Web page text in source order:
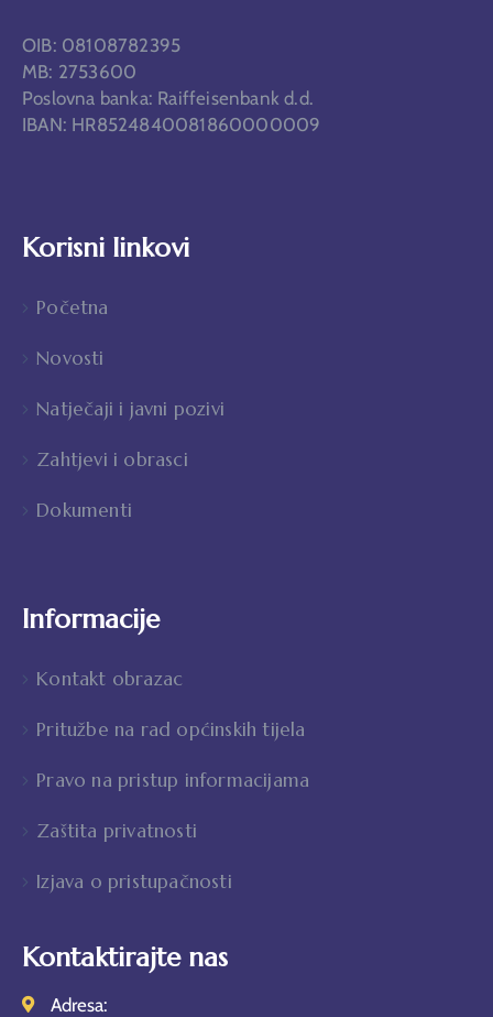
OIB: 08108782395
MB: 2753600
Poslovna banka: Raiffeisenbank d.d.
IBAN: HR8524840081860000009
Korisni linkovi
Početna
Novosti
Natječaji i javni pozivi
Zahtjevi i obrasci
Dokumenti
Informacije
Kontakt obrazac
Pritužbe na rad općinskih tijela
Pravo na pristup informacijama
Zaštita privatnosti
Izjava o pristupačnosti
Kontaktirajte nas
Adresa: